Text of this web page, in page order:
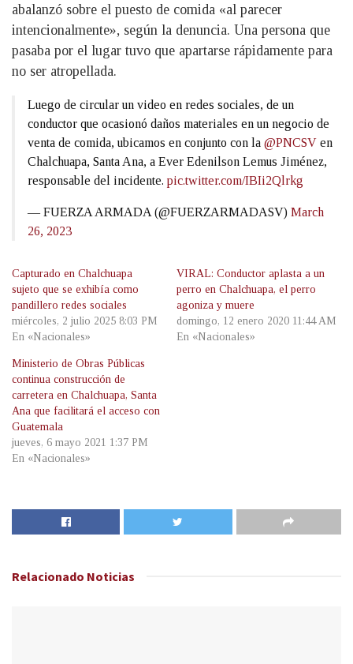
abalanzó sobre el puesto de comida «al parecer
intencionalmente», según la denuncia. Una persona que
pasaba por el lugar tuvo que apartarse rápidamente para
no ser atropellada.
Luego de circular un video en redes sociales, de un
conductor que ocasionó daños materiales en un negocio de
venta de comida, ubicamos en conjunto con la @PNCSV en
Chalchuapa, Santa Ana, a Ever Edenilson Lemus Jiménez,
responsable del incidente. pic.twitter.com/IBIi2Qlrkg
— FUERZA ARMADA (@FUERZARMADASV) March
26, 2023
Capturado en Chalchuapa
sujeto que se exhibía como
pandillero redes sociales
miércoles, 2 julio 2025 8:03 PM
En «Nacionales»
VIRAL: Conductor aplasta a un
perro en Chalchuapa, el perro
agoniza y muere
domingo, 12 enero 2020 11:44 AM
En «Nacionales»
Ministerio de Obras Públicas
continua construcción de
carretera en Chalchuapa, Santa
Ana que facilitará el acceso con
Guatemala
jueves, 6 mayo 2021 1:37 PM
En «Nacionales»
Relacionado Noticias